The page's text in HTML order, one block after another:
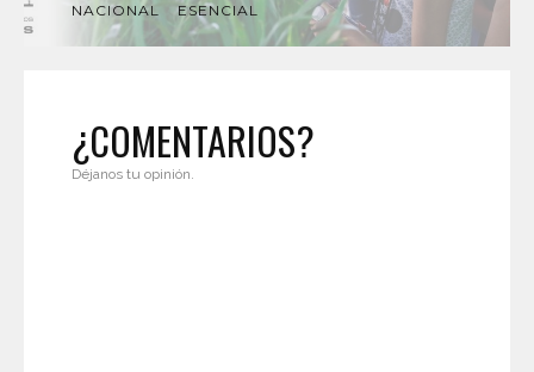
NACIONAL ESENCIAL
¿COMENTARIOS?
Déjanos tu opinión.